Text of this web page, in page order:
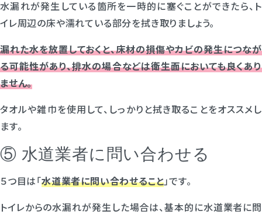
水漏れが発生している箇所を一時的に塞ぐことができたら、ト
イレ周辺の床や濡れている部分を拭き取りましょう。
漏れた水を放置しておくと、床材の損傷やカビの発生につなが
る可能性があり、排水の場合などは衛生面においても良くあり
ません。
タオルや雑巾を使用して、しっかりと拭き取ることをオススメし
ます。
⑤ 水道業者に問い合わせる
５つ目は「水道業者に問い合わせること」です。
トイレからの水漏れが発生した場合は、基本的に水道業者に問